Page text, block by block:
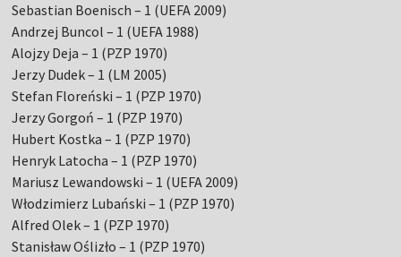
Sebastian Boenisch – 1 (UEFA 2009)
Andrzej Buncol – 1 (UEFA 1988)
Alojzy Deja – 1 (PZP 1970)
Jerzy Dudek – 1 (LM 2005)
Stefan Floreński – 1 (PZP 1970)
Jerzy Gorgoń – 1 (PZP 1970)
Hubert Kostka – 1 (PZP 1970)
Henryk Latocha – 1 (PZP 1970)
Mariusz Lewandowski – 1 (UEFA 2009)
Włodzimierz Lubański – 1 (PZP 1970)
Alfred Olek – 1 (PZP 1970)
Stanisław Oślizło – 1 (PZP 1970)